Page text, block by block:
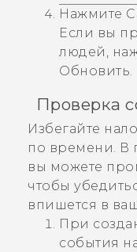
Нажмите
Если вы
людей,
Обновить.
Проверка
Избегайте
по времени. В
вы можете
чтобы
впишется в
При
события